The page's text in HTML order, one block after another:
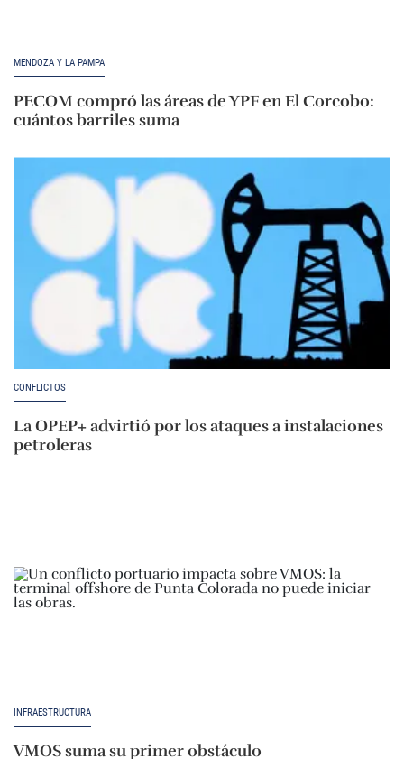
MENDOZA Y LA PAMPA
PECOM compró las áreas de YPF en El Corcobo:
cuántos barriles suma
CONFLICTOS
La OPEP+ advirtió por los ataques a instalaciones
petroleras
INFRAESTRUCTURA
VMOS suma su primer obstáculo